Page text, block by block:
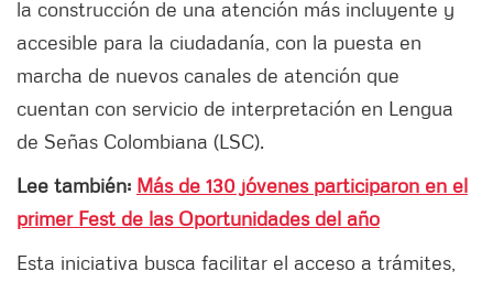
la construcción de una atención más incluyente y
accesible para la ciudadanía, con la puesta en
marcha de nuevos canales de atención que
cuentan con servicio de interpretación en Lengua
de Señas Colombiana (LSC).
Lee también: Más de 130 jóvenes participaron en el
primer Fest de las Oportunidades del año
Esta iniciativa busca facilitar el acceso a trámites,